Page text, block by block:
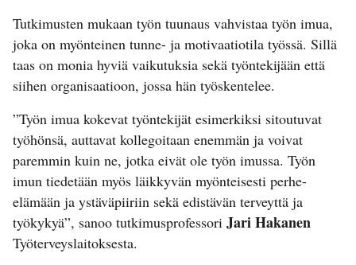
Tutkimusten mukaan työn tuunaus vahvistaa työn imua,
joka on myönteinen tunne- ja motivaatiotila työssä. Sillä
taas on monia hyviä vaikutuksia sekä työntekijään että
siihen organisaatioon, jossa hän työskentelee.
”Työn imua kokevat työntekijät esimerkiksi sitoutuvat
työhönsä, auttavat kollegoitaan enemmän ja voivat
paremmin kuin ne, jotka eivät ole työn imussa. Työn
imun tiedetään myös läikkyvän myönteisesti perhe-
elämään ja ystäväpiiriin sekä edistävän terveyttä ja
työkykyä”, sanoo tutkimusprofessori Jari Hakanen
Työterveyslaitoksesta.